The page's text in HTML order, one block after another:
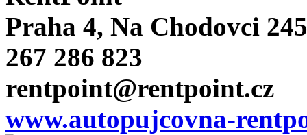
Praha 4, Na Chodovci
267 286 823
rentpoint@rentpoint.cz
www.autopujcovna-